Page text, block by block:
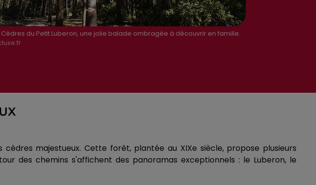
Cèdres du Petit Luberon, une jolie balade ombragée à découvrir en famille.
majestueux. Cette forêt, plantée au XIXe siècle, propose plusieurs
des chemins s'affichent des panoramas exceptionnels : le Luberon, le